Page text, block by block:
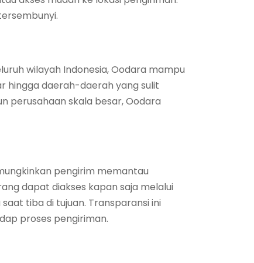
wilayah Indonesia, Oodara mampu
hingga daerah-daerah yang sulit
perusahaan skala besar, Oodara
pengirim memantau
dapat diakses kapan saja melalui
tiba di tujuan. Transparansi ini
proses pengiriman.